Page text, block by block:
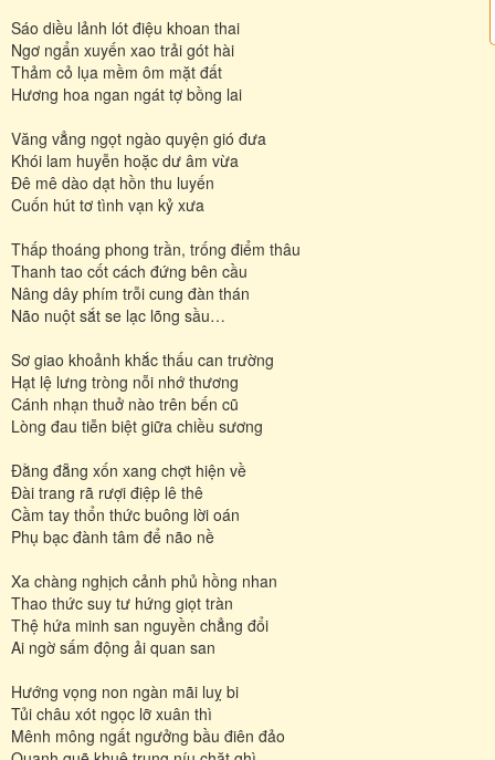
Sáo diều lảnh lót điệu khoan thai
Ngơ ngẩn xuyến xao trải gót hài
Thảm cỏ lụa mềm ôm mặt đất
Hương hoa ngan ngát tợ bồng lai
Văng vẳng ngọt ngào quyện gió đưa
Khói lam huyễn hoặc dư âm vừa
Đê mê dào dạt hồn thu luyến
Cuốn hút tơ tình vạn kỷ xưa
Thấp thoáng phong trần, trống điểm thâu
Thanh tao cốt cách đứng bên cầu
Nâng dây phím trỗi cung đàn thán
Não nuột sắt se lạc lõng sầu…
Sơ giao khoảnh khắc thấu can trường
Hạt lệ lưng tròng nỗi nhớ thương
Cánh nhạn thuở nào trên bến cũ
Lòng đau tiễn biệt giữa chiều sương
Đằng đẵng xốn xang chợt hiện về
Đài trang rã rượi điệp lê thê
Cầm tay thổn thức buông lời oán
Phụ bạc đành tâm để não nề
Xa chàng nghịch cảnh phủ hồng nhan
Thao thức suy tư hứng giọt tràn
Thệ hứa minh san nguyền chẳng đổi
Ai ngờ sấm động ải quan san
Hướng vọng non ngàn mãi luỵ bi
Tủi châu xót ngọc lỡ xuân thì
Mênh mông ngất ngưởng bầu điên đảo